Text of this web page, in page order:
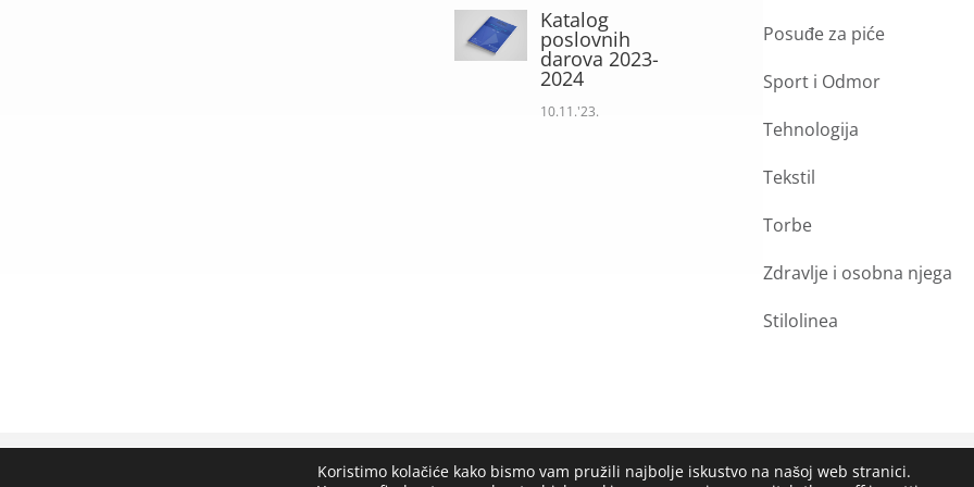
Katalog
poslovnih
darova 2023-
2024
10.11.'23.
Posuđe za piće
Sport i Odmor
Tehnologija
Tekstil
Torbe
Zdravlje i osobna njega
Stilolinea
Lungomare d.o.o.2023. Sva prava pridržana |Opći uvjeti poslovanja|
Koristimo kolačiće kako bismo vam pružili najbolje iskustvo na našoj web stranici.